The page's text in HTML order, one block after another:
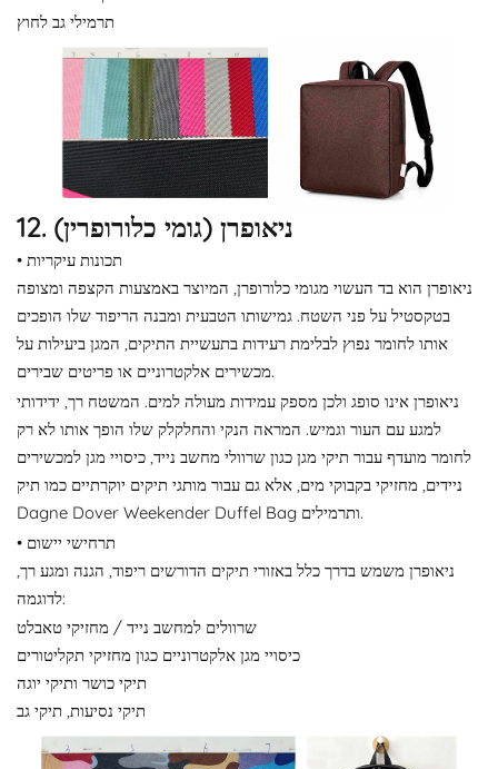
תרמילי גב לחוץ
12. ניאופרן (גומי כלורופרין)
• תכונות עיקריות
ניאופרן הוא בד העשוי מגומי כלורופרן, המיוצר באמצעות הקצפה ומצופה
בטקסטיל על פני השטח. גמישותו הטבעית ומבנה הריפוד שלו הופכים
אותו לחומר נפוץ לבלימת רעידות בתעשיית התיקים, המגן ביעילות על
מכשירים אלקטרוניים או פריטים שבירים.
ניאופרן אינו סופג ולכן מספק עמידות מעולה למים. המשטח רך, ידידותי
למגע עם העור וגמיש. המראה הנקי והחלקלק שלו הופך אותו לא רק
לחומר מועדף עבור תיקי מגן כגון שרוולי מחשב נייד, כיסויי מגן למכשירים
ניידים, מחזיקי בקבוקי מים, אלא גם עבור מותגי תיקים יוקרתיים כמו תיק
Dagne Dover Weekender Duffel Bag ותרמילים.
• תרחישי יישום
ניאופרן משמש בדרך כלל באזורי תיקים הדורשים ריפוד, הגנה ומגע רך,
לדוגמה:
שרוולים למחשב נייד / מחזיקי טאבלט
כיסויי מגן אלקטרוניים כגון מחזיקי תקליטורים
תיקי כושר ותיקי יוגה
תיקי נסיעות, תיקי גב